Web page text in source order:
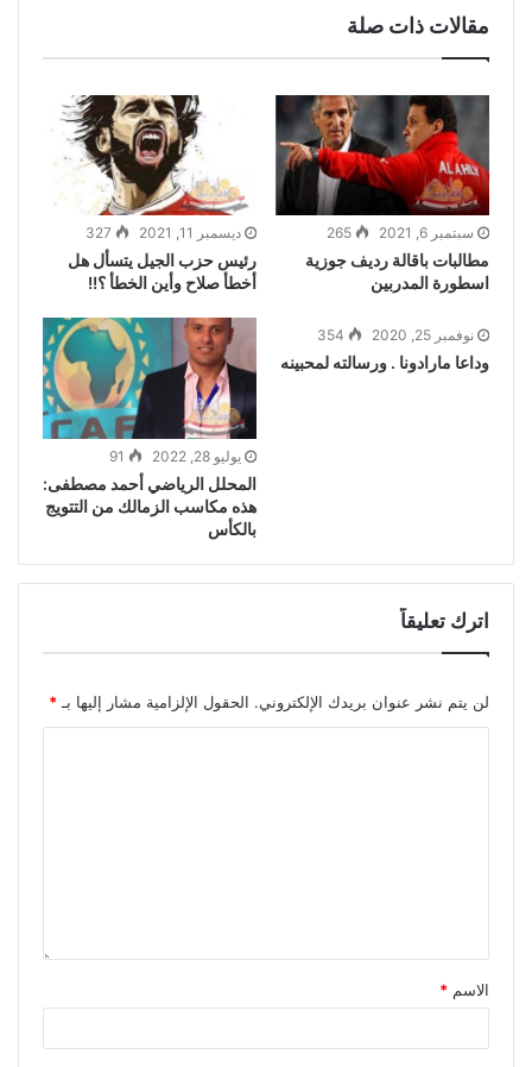
مقالات ذات صلة
سبتمبر 6, 2021 265
مطالبات باقالة رديف جوزية
اسطورة المدربين
ديسمبر 11, 2021 327
رئيس حزب الجيل يتسأل هل
أخطأ صلاح وأين الخطأ ؟!!
نوفمبر 25, 2020 354
وداعا مارادونا . ورسالته لمحبينه
يوليو 28, 2022 91
المحلل الرياضي أحمد مصطفى:
هذه مكاسب الزمالك من التتويج
بالكأس
اترك تعليقاً
لن يتم نشر عنوان بريدك الإلكتروني. الحقول الإلزامية مشار إليها بـ *
الاسم *